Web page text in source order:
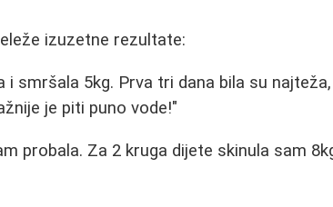
izuzetne rezultate:
i smršala 5kg. Prva tri dana bila su
je piti puno vode!"
probala. Za 2 kruga dijete skinula sam